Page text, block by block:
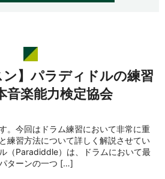
ン】パラディドルの練習
音楽能力検定協会
。今回はドラム練習において非常に重
練習方法について詳しく解説させてい
（Paradiddle）は、ドラムにおいて最
ターンの一つ […]